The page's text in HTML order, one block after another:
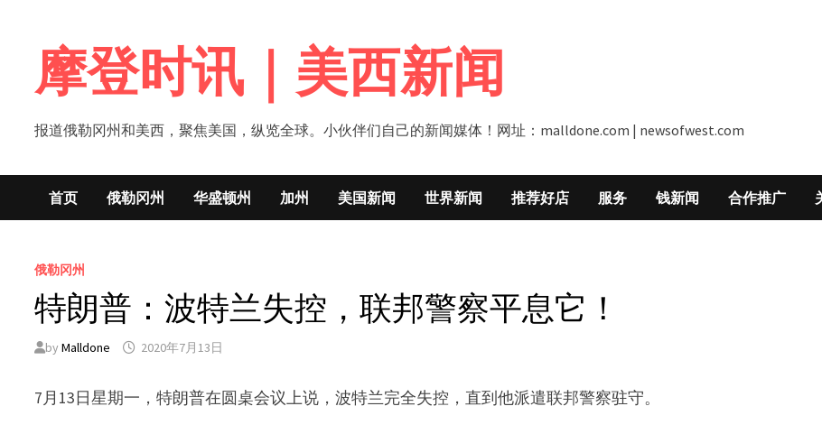
content摩登时讯｜美西新闻
报道俄勒冈州和美西，聚焦美国，纵览全球。小伙伴们自己的新闻媒体！网址：malldone.com | newsofwest.com
首页 俄勒冈州 华盛顿州 加州 美国新闻 世界新闻 推荐好店 服务 钱新闻 合作推广
俄勒冈州
特朗普：波特兰失控，联邦警察平息它！
byMalldone 2020年7月13日
7月13日星期一，特朗普在圆桌会议上说，波特兰完全失控，直到他派遣联邦警察驻守。